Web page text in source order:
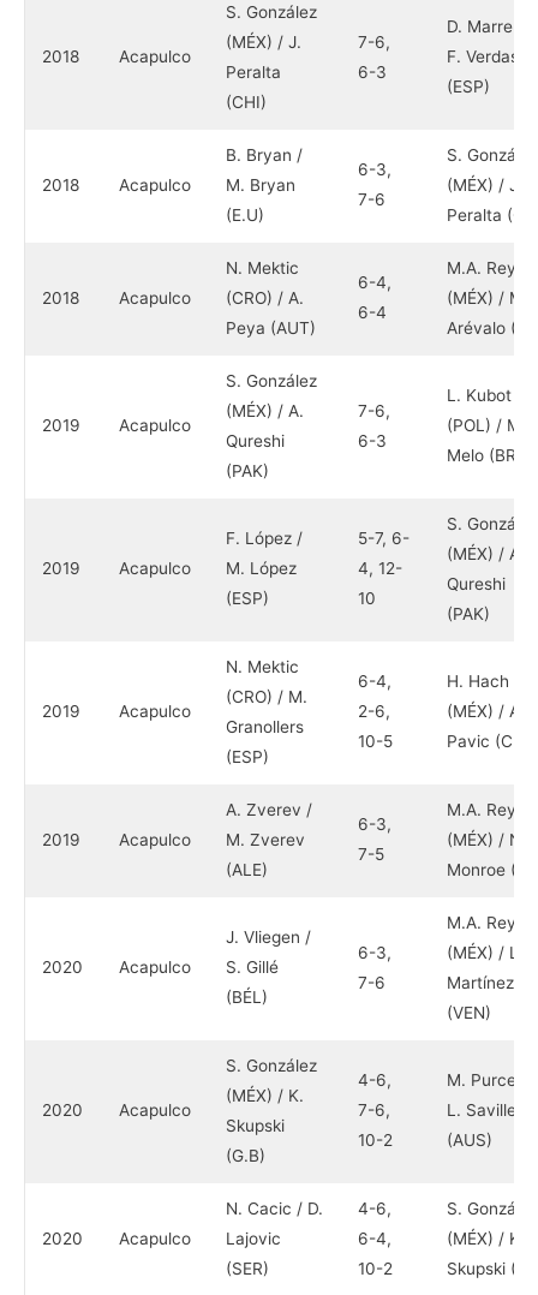
2018 Acapulco
S. González
(MÉX) / J.
Peralta
(CHI)
7-6,
6-3
D. Marrero /
F. Verdasco
(ESP)
2018 Acapulco
B. Bryan /
M. Bryan
(E.U)
6-3,
7-6
S. González
(MÉX) / J.
Peralta
2018 Acapulco
N. Mektic
(CRO) / A.
Peya (AUT)
6-4,
6-4
M.A. Reyes
(MÉX) / M.
Arévalo
2019 Acapulco
S. González
(MÉX) / A.
Qureshi
(PAK)
7-6,
6-3
L. Kubot
(POL) / M.
Melo (BRA)
2019 Acapulco
F. López /
M. López
(ESP)
5-7, 6-
4, 12-
10
S. González
(MÉX) / A.
Qureshi
(PAK)
2019 Acapulco
N. Mektic
(CRO) / M.
Granollers
(ESP)
6-4,
2-6,
10-5
H. Hach
(MÉX) / A.
Pavic
2019 Acapulco
A. Zverev /
M. Zverev
(ALE)
6-3,
7-5
M.A. Reyes
(MÉX) / N.
Monroe
2020 Acapulco
J. Vliegen /
S. Gillé
(BÉL)
6-3,
7-6
M.A. Reyes
(MÉX) / L.
Martínez
(VEN)
2020 Acapulco
S. González
(MÉX) / K.
Skupski
(G.B)
4-6,
7-6,
10-2
M. Purcell /
L. Saville
(AUS)
2020 Acapulco
N. Cacic / D.
Lajovic
(SER)
4-6,
6-4,
10-2
S. González
(MÉX) / K.
Skupski